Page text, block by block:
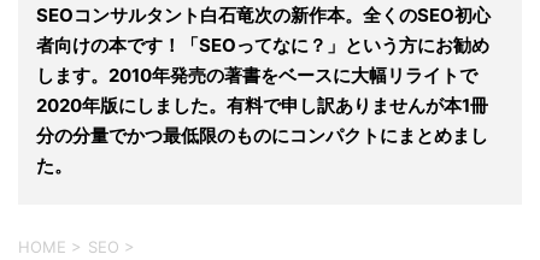
SEOコンサルタント白石竜次の新作本。全くのSEO初心
者向けの本です！「SEOってなに？」という方にお勧め
します。2010年発売の著書をベースに大幅リライトで
2020年版にしました。有料で申し訳ありませんが本1冊
分の分量でかつ最低限のものにコンパクトにまとめまし
た。
HOME > SEO >